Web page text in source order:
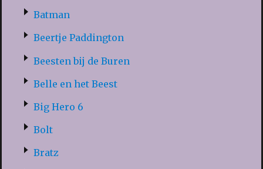
Batman
Beertje Paddington
Beesten bij de Buren
Belle en het Beest
Big Hero 6
Bolt
Bratz